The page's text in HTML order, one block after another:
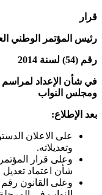
قرار
رئيس المؤتمر الوطني
رقم (54) لسنة 2014
في شأن الإعداد لمراسم
ومجلس النواب
بعد الإطلاع:
وتعديلاته.
شأن اعتماد تعديل